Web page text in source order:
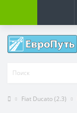
Fiat Ducato (2.3)